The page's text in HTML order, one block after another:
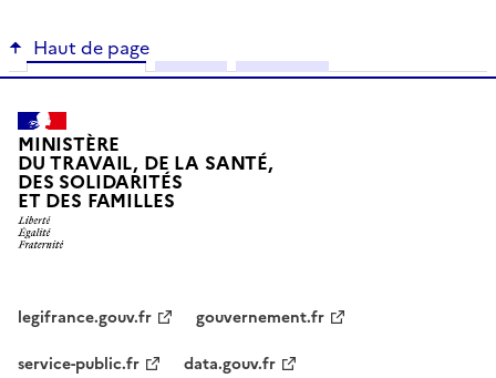
Fiche info RCP Notice
Haut de page
MINISTÈRE
DU TRAVAIL, DE LA SANTÉ,
DES SOLIDARITÉS
ET DES FAMILLES
legifrance.gouv.fr
gouvernement.fr
service-public.fr
data.gouv.fr